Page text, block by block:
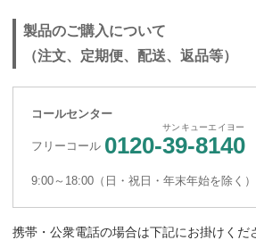
製品のご購入について
（注文、定期便、配送、返品等）
コールセンター
フリーコール 0120-39-8140
サンキューエイヨー
9:00～18:00（日・祝日・年末年始を除く）
携帯・公衆電話の場合は下記にお掛けくだ